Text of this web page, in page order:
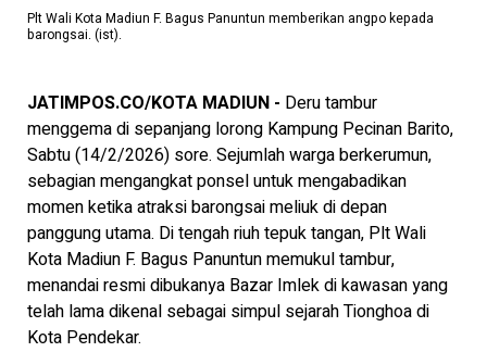
Plt Wali Kota Madiun F. Bagus Panuntun memberikan angpo kepada
barongsai. (ist).
JATIMPOS.CO/KOTA MADIUN - Deru tambur
menggema di sepanjang lorong Kampung Pecinan Barito,
Sabtu (14/2/2026) sore. Sejumlah warga berkerumun,
sebagian mengangkat ponsel untuk mengabadikan
momen ketika atraksi barongsai meliuk di depan
panggung utama. Di tengah riuh tepuk tangan, Plt Wali
Kota Madiun F. Bagus Panuntun memukul tambur,
menandai resmi dibukanya Bazar Imlek di kawasan yang
telah lama dikenal sebagai simpul sejarah Tionghoa di
Kota Pendekar.